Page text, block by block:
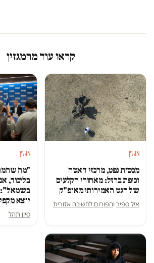
קראו עוד מהמגזין
מגזין
מכסות נפט, מרכזי דאטה
וכיפת ברזל: מאחורי הקלעים
של הגט האמירותי מאופ"ק
איל ספיר והפורום לחשיבה אזורית
מגזין
"מה
בליכוד,
בשמאל":
יוצא
סיון תהל